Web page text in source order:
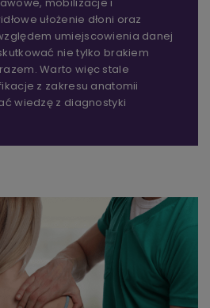
ułożenie dłoni oraz
umiejscowienia danej
nie tylko brakiem
Warto więc stale
z zakresu anatomii
wiedzę z diagnostyki